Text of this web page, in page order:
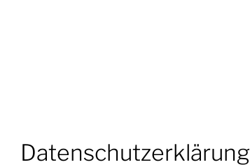
Datenschutzerklärung